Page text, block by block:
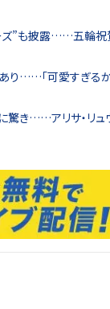
ーズ”も披露……五輪
り……「可愛すぎるか
驚き……アリサ・リ